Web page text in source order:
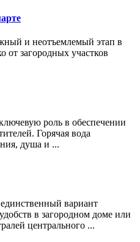
и неотъемлемый этап в
от загородных участков
роль в обеспечении
Горячая вода
душа и ...
вариант
в загородном доме или
центрального ...